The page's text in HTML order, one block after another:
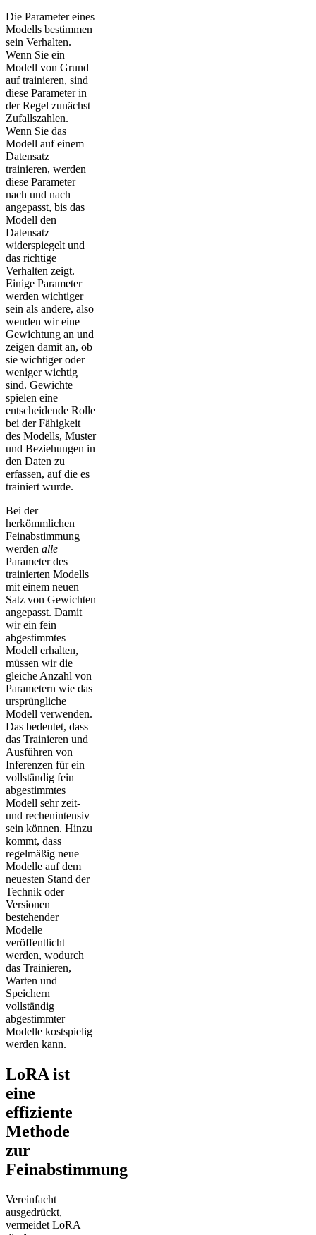
Die Parameter eines
Modells bestimmen
sein Verhalten.
Wenn Sie ein
Modell von Grund
auf trainieren, sind
diese Parameter in
der Regel zunächst
Zufallszahlen.
Wenn Sie das
Modell auf einem
Datensatz
trainieren, werden
diese Parameter
nach und nach
angepasst, bis das
Modell den
Datensatz
widerspiegelt und
das richtige
Verhalten zeigt.
Einige Parameter
werden wichtiger
sein als andere, also
wenden wir eine
Gewichtung an und
zeigen damit an, ob
sie wichtiger oder
weniger wichtig
sind. Gewichte
spielen eine
entscheidende Rolle
bei der Fähigkeit
des Modells, Muster
und Beziehungen in
den Daten zu
erfassen, auf die es
trainiert wurde.
Bei der
herkömmlichen
Feinabstimmung
werden alle
Parameter des
trainierten Modells
mit einem neuen
Satz von Gewichten
angepasst. Damit
wir ein fein
abgestimmtes
Modell erhalten,
müssen wir die
gleiche Anzahl von
Parametern wie das
ursprüngliche
Modell verwenden.
Das bedeutet, dass
das Trainieren und
Ausführen von
Inferenzen für ein
vollständig fein
abgestimmtes
Modell sehr zeit-
und rechenintensiv
sein können. Hinzu
kommt, dass
regelmäßig neue
Modelle auf dem
neuesten Stand der
Technik oder
Versionen
bestehender
Modelle
veröffentlicht
werden, wodurch
das Trainieren,
Warten und
Speichern
vollständig
abgestimmter
Modelle kostspielig
werden kann.
LoRA ist
eine
effiziente
Methode
zur
Feinabstimmung
Vereinfacht
ausgedrückt,
vermeidet LoRA